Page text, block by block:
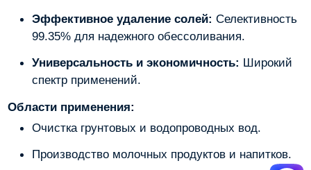
Эффективное удаление солей: Селективность
99.35% для надежного обессоливания.
Универсальность и экономичность: Широкий
спектр применений.
Области применения:
Очистка грунтовых и водопроводных вод.
Производство молочных продуктов и напитков.